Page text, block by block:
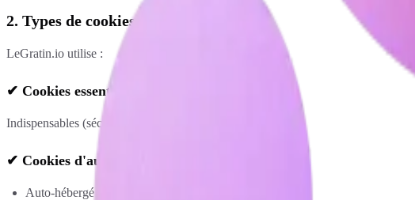
2. Types de cookies utilisés
LeGratin.io utilise :
✔ Cookies essentiels
Indispensables (sécurité, formulaires, navigation).
✔ Cookies d'audience (Matomo)
Auto-hébergé